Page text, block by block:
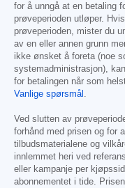
for å unngå at en betaling
prøveperioden utløper.
prøveperioden, mister du
av en eller annen grunn
ikke ønsket å foreta (noe
systemadministrasjon),
for betalingen når som
Vanlige spørsmål .
Ved slutten av
forhånd med prisen og for
tilbudsmaterialene og
innlemmet heri ved
eller kampanje per
abonnementet i tide.